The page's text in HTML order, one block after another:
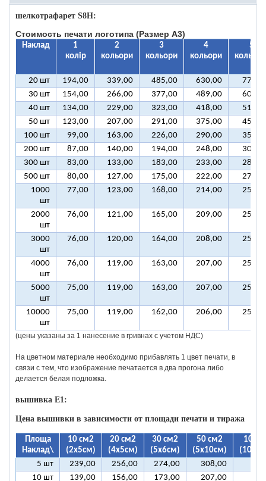
шелкотрафарет S8H:
Стоимость печати логотипа (Размер А3)
Наклад
1
колір
2
кольори
3
кольори
4
кольори
5
20 шт 194,00 339,00 485,00 630,00
30 шт
154,00 266,00 377,00 489,00
40 шт
134,00 229,00 323,00 418,00
50 шт
123,00 207,00 291,00 375,00
100 шт
99,00 163,00 226,00 290,00
200 шт
87,00 140,00 194,00 248,00
300 шт
83,00 133,00 183,00 233,00
500 шт
80,00 127,00 175,00 222,00
1000
шт
77,00 123,00 168,00 214,00
2000
шт
76,00 121,00 165,00 209,00
3000
шт
76,00 120,00 164,00 208,00
4000
шт
76,00 119,00 163,00 207,00
5000
шт
75,00 119,00 163,00 207,00
10000
шт
75,00 119,00 162,00 206,00
(цены указаны за 1 нанесение в гривнах с учетом НДС)
На цветном материале необходимо прибавлять 1 цвет печати, в
связи с тем, что изображение печатается в два прогона либо
делается белая подложка.
вышивка E1:
Цена вышивки в зависимости от площади печати и тиража
Площа
Наклад\
10 см2
(2х5см)
20 см2
(4х5см)
30 см2
(5х6см)
50 см2
(5х10см)
100
5 шт
239,00 256,00 274,00 308,00
10 шт
139,00 156,00 173,00 207,00